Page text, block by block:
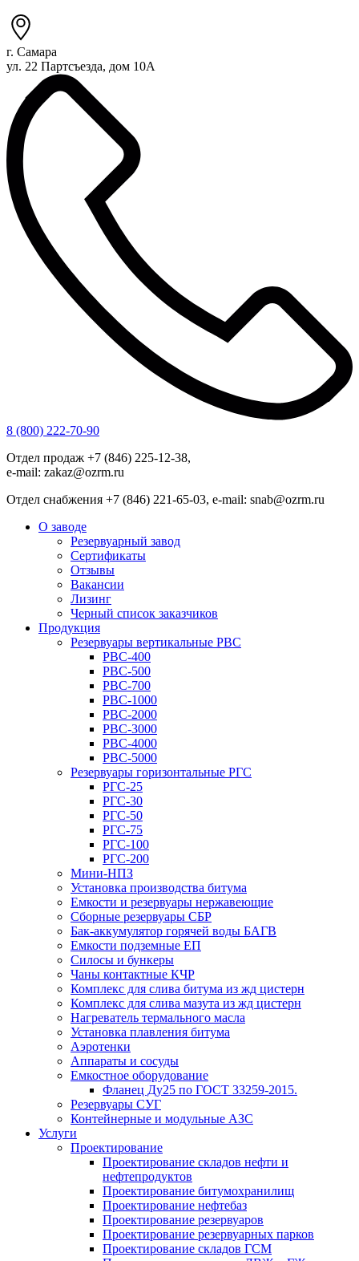
г. Самара
ул. 22 Партсъезда, дом 10А
8 (800) 222-70-90
Отдел продаж +7 (846) 225-12-38,
e-mail: zakaz@ozrm.ru
Отдел снабжения +7 (846) 221-65-03, e-mail: snab@ozrm.ru
О заводе
Резервуарный завод
Сертификаты
Отзывы
Вакансии
Лизинг
Черный список заказчиков
Продукция
Резервуары вертикальные РВС
РВС-400
РВС-500
РВС-700
РВС-1000
РВС-2000
РВС-3000
РВС-4000
РВС-5000
Резервуары горизонтальные РГС
РГС-25
РГС-30
РГС-50
РГС-75
РГС-100
РГС-200
Мини-НПЗ
Установка производства битума
Емкости и резервуары нержавеющие
Сборные резервуары СБР
Бак-аккумулятор горячей воды БАГВ
Емкости подземные ЕП
Силосы и бункеры
Чаны контактные КЧР
Комплекс для слива битума из жд цистерн
Комплекс для слива мазута из жд цистерн
Нагреватель термального масла
Установка плавления битума
Аэротенки
Аппараты и сосуды
Емкостное оборудование
Фланец Ду25 по ГОСТ 33259-2015.
Резервуары СУГ
Контейнерные и модульные АЗС
Услуги
Проектирование
Проектирование складов нефти и
нефтепродуктов
Проектирование битумохранилищ
Проектирование нефтебаз
Проектирование резервуаров
Проектирование резервуарных парков
Проектирование складов ГСМ